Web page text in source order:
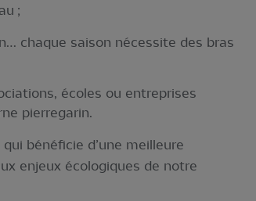
;
chaque saison nécessite des bras
écoles ou entreprises
pierregarin.
bénéficie d’une meilleure
enjeux écologiques de notre